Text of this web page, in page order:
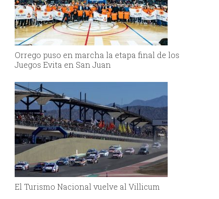
Orrego puso en marcha la etapa final de los
Juegos Evita en San Juan
El Turismo Nacional vuelve al Villicum